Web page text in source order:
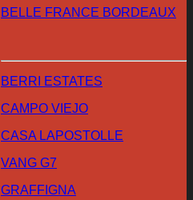
BELLE FRANCE BORDEAUX
BERRI ESTATES
CAMPO VIEJO
CASA LAPOSTOLLE
VANG G7
GRAFFIGNA